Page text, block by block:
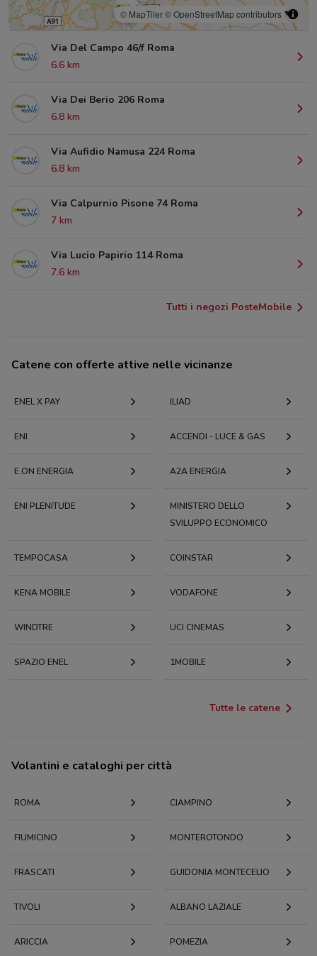
© MapTiler© OpenStreetMap contributors
Via Del Campo 46/f Roma
6.6 km
Via Dei Berio 206 Roma
6.8 km
Via Aufidio Namusa 224 Roma
6.8 km
Via Calpurnio Pisone 74 Roma
7 km
Via Lucio Papirio 114 Roma
7.6 km
Tutti i negozi PosteMobile
Catene con offerte attive nelle vicinanze
ENEL X PAY ILIAD
ENI ACCENDI - LUCE & GAS
E.ON ENERGIA A2A ENERGIA
ENI PLENITUDE
MINISTERO DELLO
SVILUPPO ECONOMICO
TEMPOCASA COINSTAR
KENA MOBILE VODAFONE
WINDTRE UCI CINEMAS
SPAZIO ENEL 1MOBILE
Tutte le catene
Volantini e cataloghi per città
ROMA CIAMPINO
FIUMICINO MONTEROTONDO
FRASCATI GUIDONIA MONTECELIO
TIVOLI ALBANO LAZIALE
ARICCIA POMEZIA